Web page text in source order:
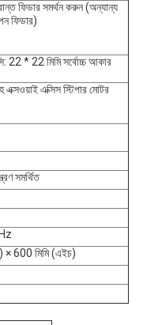
ফিডার সমর্থন করুন (অন্যান্য
ফিডার)
22 * ​​22 মিমি সর্বোচ্চ আকার
এক্সিস স্টিপার মোটর
সমর্থিত
× 600 মিমি (এইচ)